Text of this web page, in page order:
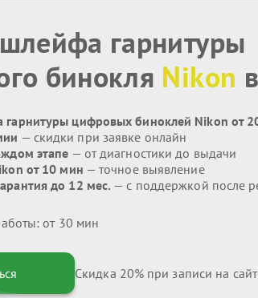
гарнитуры
бинокля Nikon
гарнитуры цифровых биноклей Nikon от
— скидки при заявке онлайн
этапе — от диагностики до выдачи
от 10 мин — точное выявление
до 12 мес. — с поддержкой после
от 30 мин
Скидка 20% при записи на